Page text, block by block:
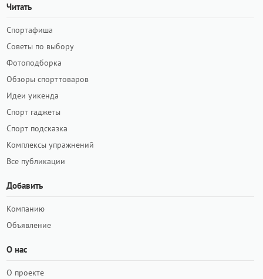
Читать
Спортафиша
Советы по выбору
Фотоподборка
Обзоры спорттоваров
Идеи уикенда
Спорт гаджеты
Спорт подсказка
Комплексы упражнений
Все публикации
Добавить
Компанию
Объявление
О нас
О проекте